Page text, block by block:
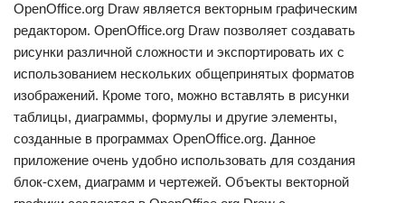
OpenOffice.org Draw является векторным графическим
редактором. OpenOffice.org Draw позволяет создавать
рисунки различной сложности и экспортировать их с
использованием нескольких общепринятых форматов
изображений. Кроме того, можно вставлять в рисунки
таблицы, диаграммы, формулы и другие элементы,
созданные в программах OpenOffice.org. Данное
приложение очень удобно использовать для создания
блок-схем, диаграмм и чертежей. Объекты векторной